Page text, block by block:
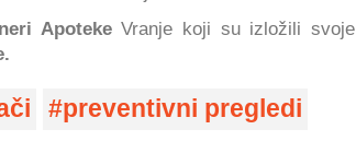
ApotekeVranje koji su izložili svoje
preventivni pregledi